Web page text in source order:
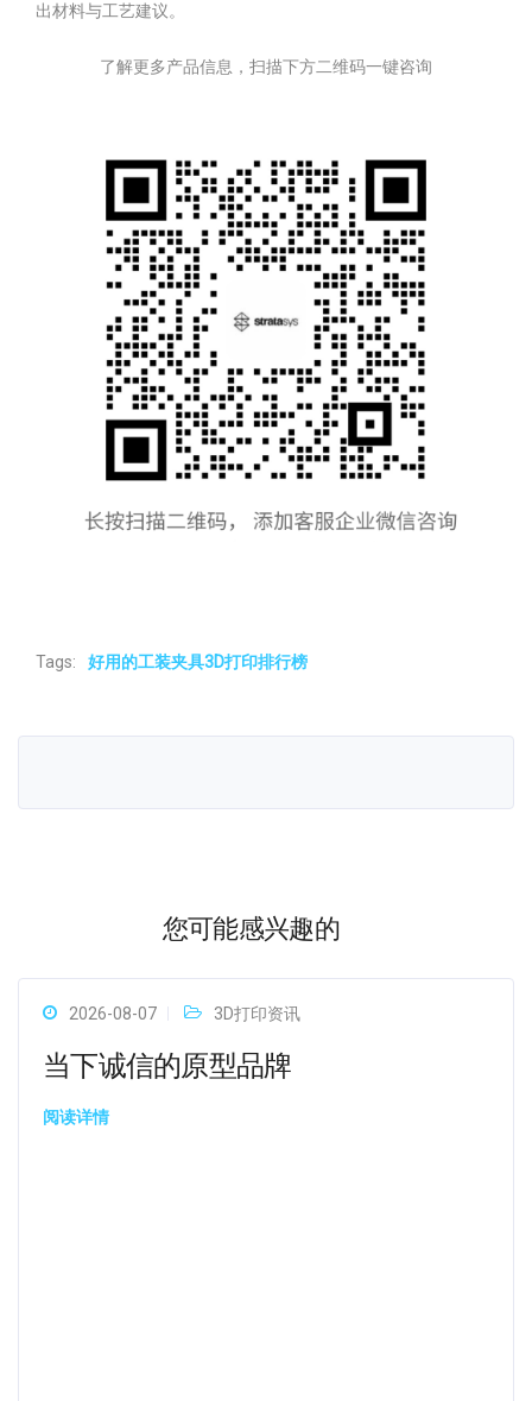
出材料与工艺建议。
了解更多产品信息，扫描下方二维码一键咨询
Tags: 好用的工装夹具3D打印排行榜
您可能感兴趣的
2026-08-07 3D打印资讯
当下诚信的原型品牌
阅读详情